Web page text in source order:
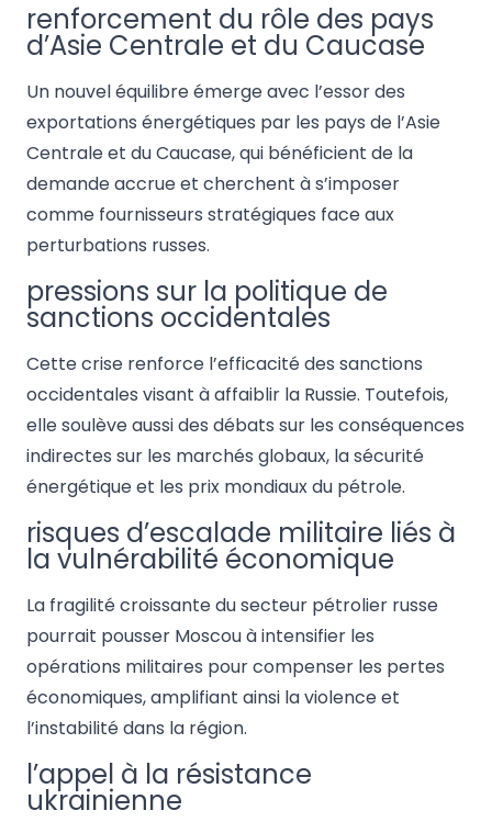
renforcement du rôle des pays
d’Asie Centrale et du Caucase
Un nouvel équilibre émerge avec l’essor des
exportations énergétiques par les pays de l’Asie
Centrale et du Caucase, qui bénéficient de la
demande accrue et cherchent à s’imposer
comme fournisseurs stratégiques face aux
perturbations russes.
pressions sur la politique de
sanctions occidentales
Cette crise renforce l’efficacité des sanctions
occidentales visant à affaiblir la Russie. Toutefois,
elle soulève aussi des débats sur les conséquences
indirectes sur les marchés globaux, la sécurité
énergétique et les prix mondiaux du pétrole.
risques d’escalade militaire liés à
la vulnérabilité économique
La fragilité croissante du secteur pétrolier russe
pourrait pousser Moscou à intensifier les
opérations militaires pour compenser les pertes
économiques, amplifiant ainsi la violence et
l’instabilité dans la région.
l’appel à la résistance
ukrainienne